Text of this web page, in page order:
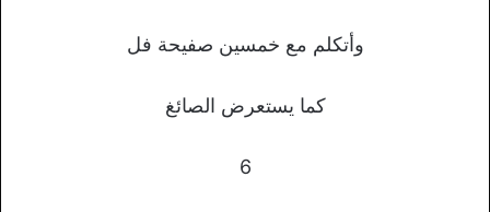
وأتكلم مع خمسين صفيحة فل
كما يستعرض الصائغ
6